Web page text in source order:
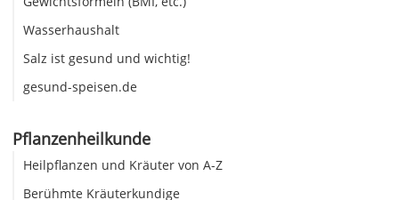
Wasserhaushalt
Salz ist gesund und wichtig!
gesund-speisen.de
Pflanzenheilkunde
Heilpflanzen und Kräuter von A-Z
Berühmte Kräuterkundige